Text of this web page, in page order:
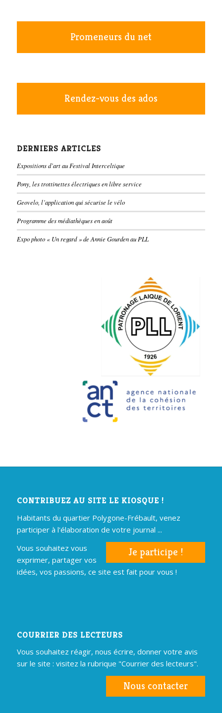
Promeneurs du net
Rendez-vous des ados
DERNIERS ARTICLES
Expositions d’art au Festival Interceltique
Pony, les trottinettes électriques en libre service
Geovelo, l’application qui sécurise le vélo
Programme des médiathèques en août
Expo photo « Un regard » de Annie Gourden au PLL
CONTRIBUEZ AU SITE LE KIOSQUE !
Habitants du quartier Polygone-Frébault, venez
participer à l'élaboration de votre journal ...
Je participe !
Vous souhaitez vous
exprimer, partager vos
idées, vos passions, ce site est fait pour vous !
COURRIER DES LECTEURS
Vous souhaitez réagir, nous écrire, donner votre avis
sur le site : visitez la rubrique "Courrier des lecteurs".
Nous contacter